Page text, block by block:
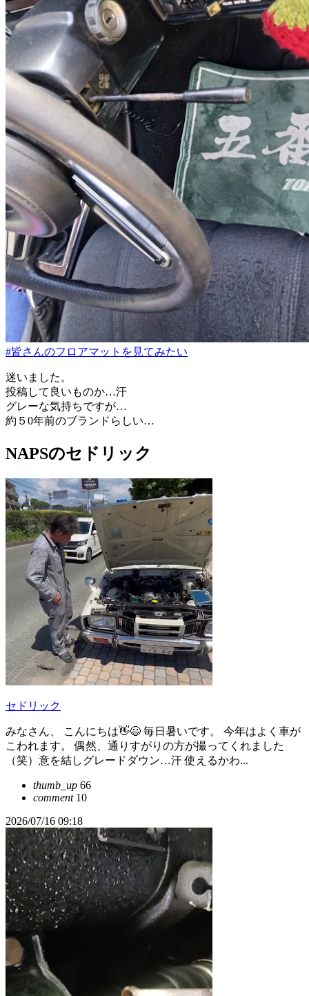
#皆さんのフロアマットを見てみたい
迷いました。
投稿して良いものか…汗
グレーな気持ちですが…
約５0年前のブランドらしい…
NAPSのセドリック
セドリック
みなさん、 こんにちは👋😃 毎日暑いです。 今年はよく車が
こわれます。 偶然、通りすがりの方が撮ってくれました
（笑）意を結しグレードダウン…汗 使えるかわ...
thumb_up 66
comment10
2026/07/16 09:18